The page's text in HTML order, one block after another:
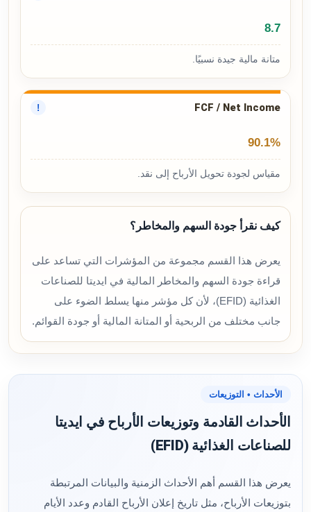
8.7
متانة مالية جيدة نسبيًا.
FCF / Net Income
!
90.1%
مقياس لجودة تحويل الأرباح إلى نقد.
كيف نقرأ جودة السهم والمخاطر؟
يعرض هذا القسم مجموعة من المؤشرات التي تساعد على
قراءة جودة السهم والمخاطر المالية في ايديتا للصناعات
الغذائية (EFID)، لأن كل مؤشر منها يسلط الضوء على
جانب مختلف من الربحية أو المتانة المالية أو جودة القوائم.
الأحداث • التوزيعات
الأحداث القادمة وتوزيعات الأرباح في ايديتا
للصناعات الغذائية (EFID)
يعرض هذا القسم أهم الأحداث الزمنية والبيانات المرتبطة
بتوزيعات الأرباح، مثل تاريخ إعلان الأرباح القادم وعدد الأيام